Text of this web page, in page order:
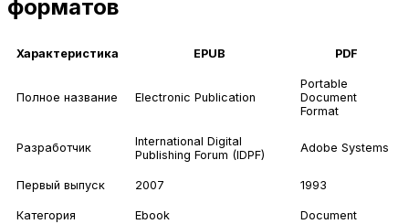
форматов
Характеристика EPUB PDF
Полное название Electronic Publication
Portable
Document
Format
Разработчик
International Digital
Publishing Forum (IDPF)
Adobe Systems
Первый выпуск 2007 1993
Категория Ebook Document